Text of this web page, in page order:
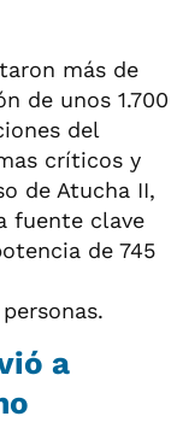
más de
de unos 1.700
del
críticos y
de Atucha II,
fuente clave
de 745
a